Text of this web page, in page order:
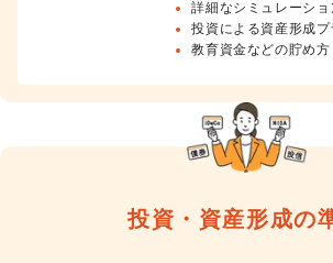
詳細なシミュレーショ
投資による資産形成プ
教育資金などの貯め方
投資・資産形成の